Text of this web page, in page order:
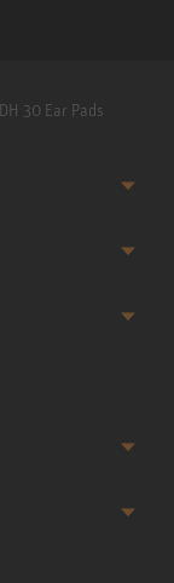
30 Ear Pads